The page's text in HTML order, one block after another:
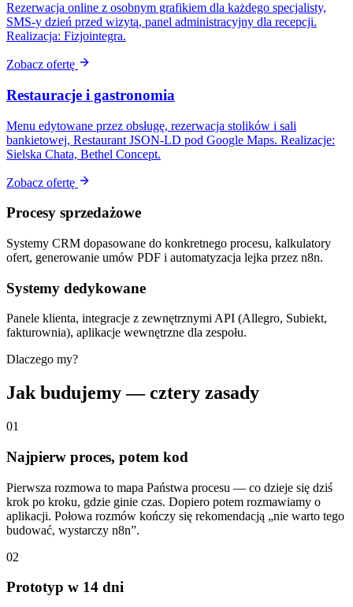
Rezerwacja online z osobnym grafikiem dla każdego specjalisty,
SMS-y dzień przed wizytą, panel administracyjny dla recepcji.
Realizacja: Fizjointegra.
Zobacz ofertę
Restauracje i gastronomia
Menu edytowane przez obsługę, rezerwacja stolików i sali
bankietowej, Restaurant JSON-LD pod Google Maps. Realizacje:
Sielska Chata, Bethel Concept.
Zobacz ofertę
Procesy sprzedażowe
Systemy CRM dopasowane do konkretnego procesu, kalkulatory
ofert, generowanie umów PDF i automatyzacja lejka przez n8n.
Systemy dedykowane
Panele klienta, integracje z zewnętrznymi API (Allegro, Subiekt,
fakturownia), aplikacje wewnętrzne dla zespołu.
Dlaczego my?
Jak budujemy — cztery zasady
01
Najpierw proces, potem kod
Pierwsza rozmowa to mapa Państwa procesu — co dzieje się dziś
krok po kroku, gdzie ginie czas. Dopiero potem rozmawiamy o
aplikacji. Połowa rozmów kończy się rekomendacją „nie warto tego
budować, wystarczy n8n”.
02
Prototyp w 14 dni